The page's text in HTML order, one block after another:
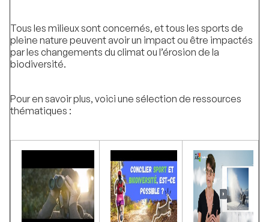
Tous les milieux sont concernés, et tous les sports de
pleine nature peuvent avoir un impact ou être impactés
par les changements du climat ou l’érosion de la
biodiversité.
Pour en savoir plus, voici une sélection de ressources
thématiques :